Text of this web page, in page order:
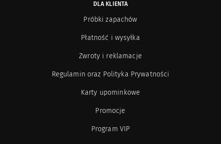
DLA KLIENTA
Próbki zapachów
Płatność i wysyłka
Zwroty i reklamacje
Regulamin oraz Polityka Prywatności
Karty upominkowe
Promocje
Program VIP